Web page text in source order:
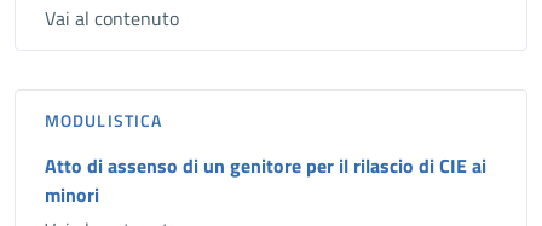
Vai al contenuto
MODULISTICA
Atto di assenso di un genitore per il rilascio di CIE ai
minori